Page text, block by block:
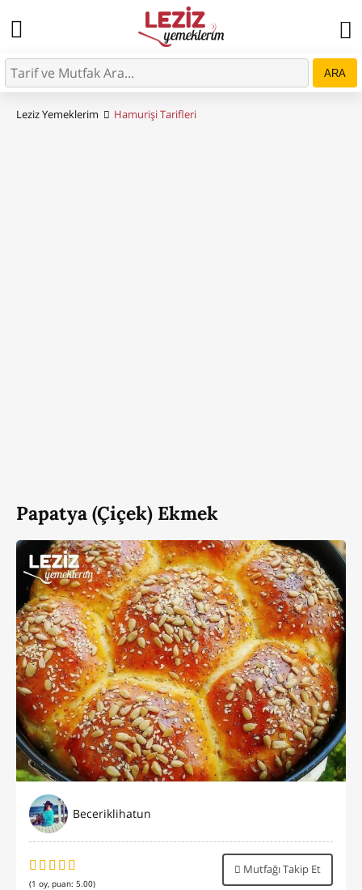
ARA
Leziz Yemeklerim Hamurişi Tarifleri
Papatya (Çiçek) Ekmek
Beceriklihatun
(1 oy, puan: 5.00)
Mutfağı Takip Et